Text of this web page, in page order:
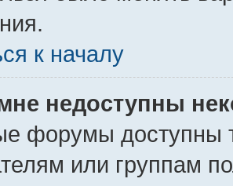
к началу
недоступны
форумы доступны
или группам